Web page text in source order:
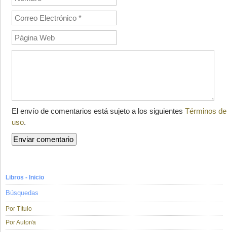
El envío de comentarios está sujeto a los siguientes Términos de
uso.
Libros - Inicio
Búsquedas
Por Título
Por Autor/a